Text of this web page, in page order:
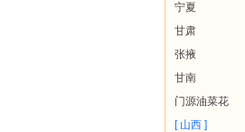
宁夏
甘肃
张掖
甘南
门源油菜花
[ 山西 ]